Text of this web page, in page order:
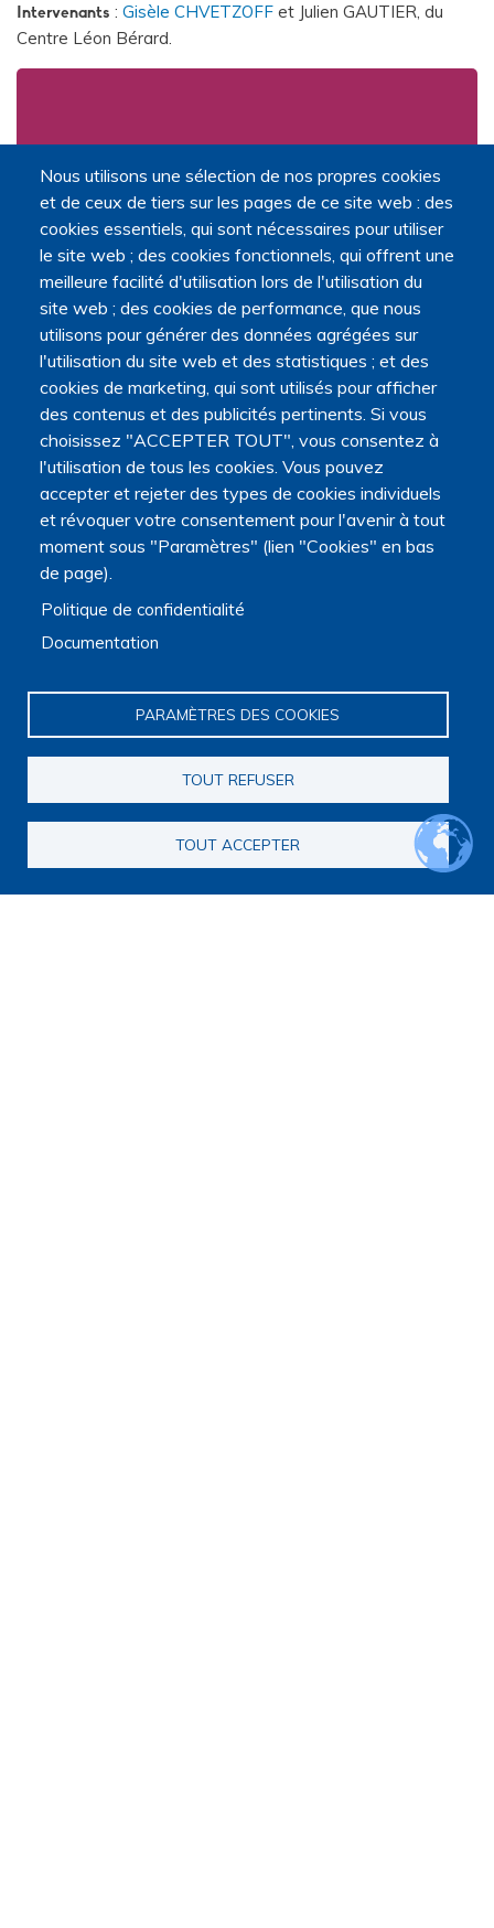
Intervenants : Gisèle CHVETZOFF et Julien GAUTIER, du
Centre Léon Bérard.
Télécharger le diaporama sur le
PHRC-K PALLU 2021
L'APPEL À PROJETS DE LA
FONDATION DE FRANCE
This content is blocked because vidéos
fournies par youtube, vimeo cookies have not
been accepted.
ONLY ACCEPT VIDÉOS FOURNIES
PAR YOUTUBE, VIMEO COOKIES
Webinaire du 11 mars 2024
La Fondation de France soutient la recherche
dans le domaine des soins apportés aux
personnes gravement malades ou en fin de vie,
afin de fournir des données nouvelles validées
Nous utilisons une sélection de nos propres cookies
et de ceux de tiers sur les pages de ce site web : des
cookies essentiels, qui sont nécessaires pour utiliser
le site web ; des cookies fonctionnels, qui offrent une
meilleure facilité d'utilisation lors de l'utilisation du
site web ; des cookies de performance, que nous
utilisons pour générer des données agrégées sur
l'utilisation du site web et des statistiques ; et des
cookies de marketing, qui sont utilisés pour afficher
des contenus et des publicités pertinents. Si vous
choisissez "ACCEPTER TOUT", vous consentez à
l'utilisation de tous les cookies. Vous pouvez
accepter et rejeter des types de cookies individuels
et révoquer votre consentement pour l'avenir à tout
moment sous "Paramètres" (lien "Cookies" en bas
de page).
Politique de confidentialité
Documentation
PARAMÈTRES DES COOKIES
TOUT REFUSER
TOUT ACCEPTER